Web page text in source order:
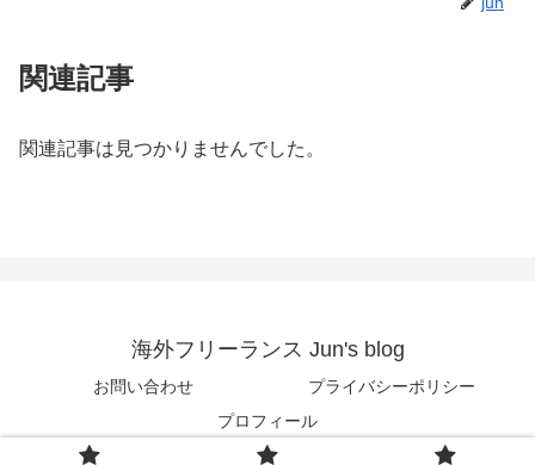
関連記事
関連記事は見つかりませんでした。
海外フリーランス Jun's blog
お問い合わせ
プライバシーポリシー
プロフィール